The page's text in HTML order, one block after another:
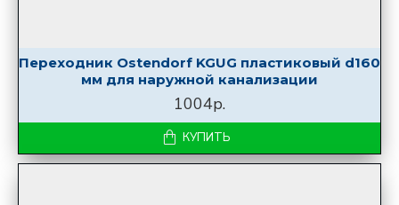
Переходник Ostendorf KGUG пластиковый d160
мм для наружной канализации
1004р.
КУПИТЬ